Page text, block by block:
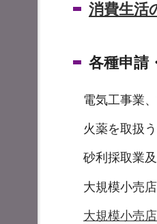
消費生活
各種申請
電気工事業
火薬を取扱
砂利採取業
大規模小売
大規模小売